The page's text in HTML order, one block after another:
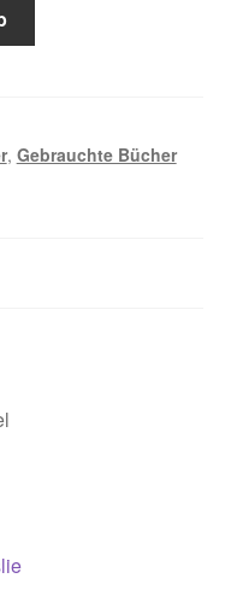
, Gebrauchte Bücher